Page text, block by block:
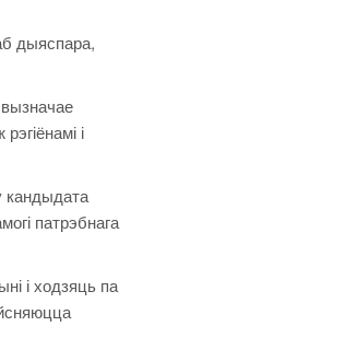
дыяспара,
і
кандыдата
патрэбнага
і ходзяць па